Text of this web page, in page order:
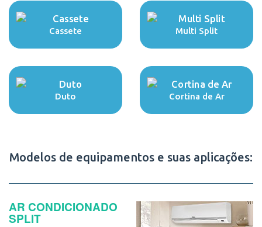
Cassete Multi Split
Duto Cortina de Ar
Modelos de equipamentos e suas aplicações:
AR CONDICIONADO
SPLIT